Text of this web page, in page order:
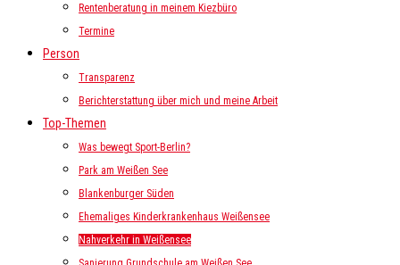
Rentenberatung in meinem Kiezbüro
Termine
Person
Transparenz
Berichterstattung über mich und meine Arbeit
Top-Themen
Was bewegt Sport-Berlin?
Park am Weißen See
Blankenburger Süden
Ehemaliges Kinderkrankenhaus Weißensee
Nahverkehr in Weißensee